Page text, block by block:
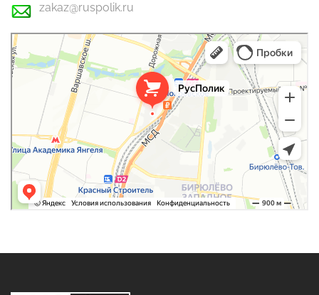
zakaz@ruspolik.ru
РусПолик
Оргстекло, поликарбонат в Москве
Строительные и отделочные работы в Москве